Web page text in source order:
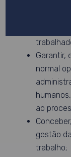
Garantir,
normal
ao
gestão
trabalho;